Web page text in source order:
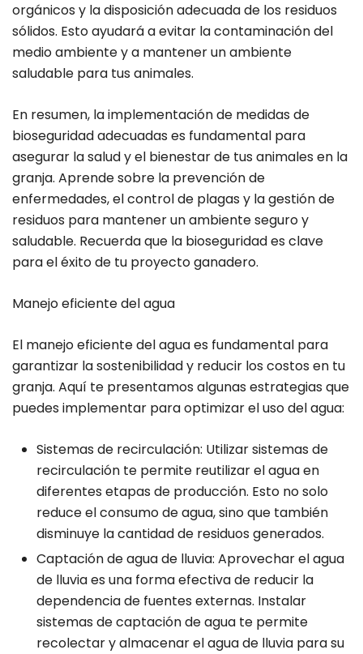
orgánicos y la disposición adecuada de los residuos
sólidos. Esto ayudará a evitar la contaminación del
medio ambiente y a mantener un ambiente
saludable para tus animales.
En resumen, la implementación de medidas de
bioseguridad adecuadas es fundamental para
asegurar la salud y el bienestar de tus animales en la
granja. Aprende sobre la prevención de
enfermedades, el control de plagas y la gestión de
residuos para mantener un ambiente seguro y
saludable. Recuerda que la bioseguridad es clave
para el éxito de tu proyecto ganadero.
Manejo eficiente del agua
El manejo eficiente del agua es fundamental para
garantizar la sostenibilidad y reducir los costos en tu
granja. Aquí te presentamos algunas estrategias que
puedes implementar para optimizar el uso del agua:
Sistemas de recirculación: Utilizar sistemas de
recirculación te permite reutilizar el agua en
diferentes etapas de producción. Esto no solo
reduce el consumo de agua, sino que también
disminuye la cantidad de residuos generados.
Captación de agua de lluvia: Aprovechar el agua
de lluvia es una forma efectiva de reducir la
dependencia de fuentes externas. Instalar
sistemas de captación de agua te permite
recolectar y almacenar el agua de lluvia para su